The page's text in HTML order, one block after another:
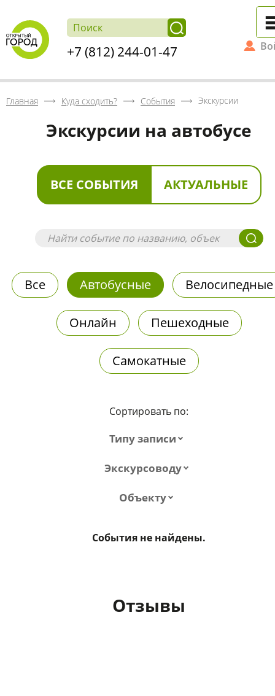
+7 (812) 244-01-47
Главная Куда сходить? События Экскурсии
Экскурсии на автобусе
ВСЕ СОБЫТИЯ АКТУАЛЬНЫЕ
Все Автобусные Велосипедные
Онлайн Пешеходные
Самокатные
Сортировать по:
Типу записи
Экскурсоводу
Объекту
События не найдены.
Отзывы